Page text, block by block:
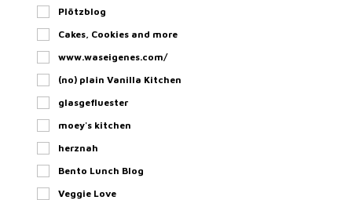
Plötzblog
Cakes, Cookies and more
www.waseigenes.com/
(no) plain Vanilla Kitchen
glasgefluester
moey's kitchen
herznah
Bento Lunch Blog
Veggie Love